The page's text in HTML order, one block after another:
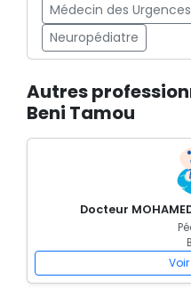
Médecin des
Neuropédiatre
Autres
Beni Tamou
Docteur